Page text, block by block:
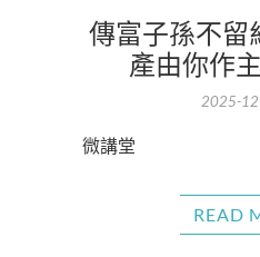
傳富子孫不留
產由你作
2025-
微講堂
READ